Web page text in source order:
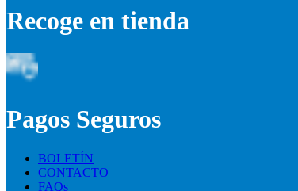
Recoge en tienda
Pagos Seguros
BOLETÍN
CONTACTO
FAQs